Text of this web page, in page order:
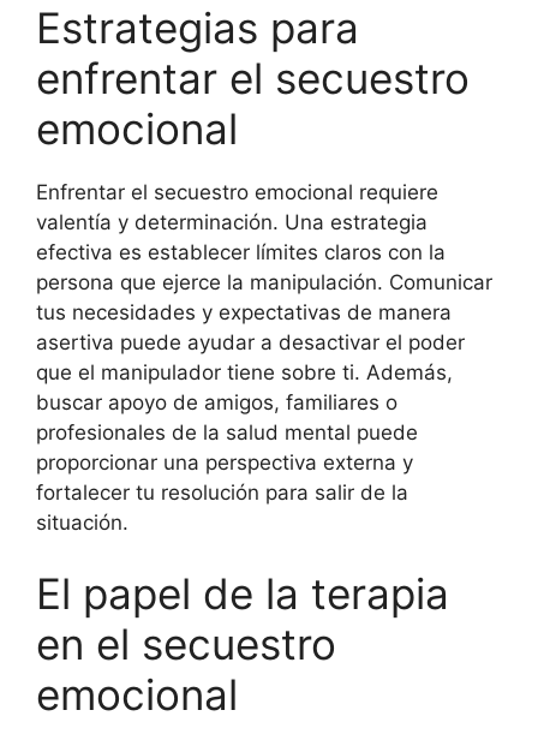
Estrategias para
enfrentar el secuestro
emocional
Enfrentar el secuestro emocional requiere
valentía y determinación. Una estrategia
efectiva es establecer límites claros con la
persona que ejerce la manipulación. Comunicar
tus necesidades y expectativas de manera
asertiva puede ayudar a desactivar el poder
que el manipulador tiene sobre ti. Además,
buscar apoyo de amigos, familiares o
profesionales de la salud mental puede
proporcionar una perspectiva externa y
fortalecer tu resolución para salir de la
situación.
El papel de la terapia
en el secuestro
emocional